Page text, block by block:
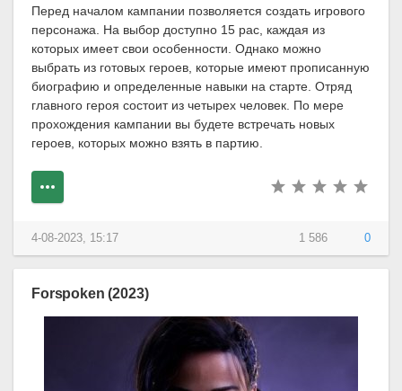
Перед началом кампании позволяется создать игрового
персонажа. На выбор доступно 15 рас, каждая из
которых имеет свои особенности. Однако можно
выбрать из готовых героев, которые имеют прописанную
биографию и определенные навыки на старте. Отряд
главного героя состоит из четырех человек. По мере
прохождения кампании вы будете встречать новых
героев, которых можно взять в партию.
1 586 0
4-08-2023, 15:17
Forspoken (2023)